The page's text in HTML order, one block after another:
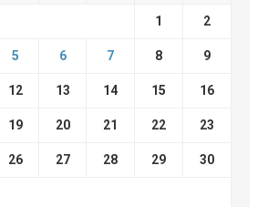
1 2
5 6 7 8 9
12 13 14 15 16
19 20 21 22 23
26 27 28 29 30